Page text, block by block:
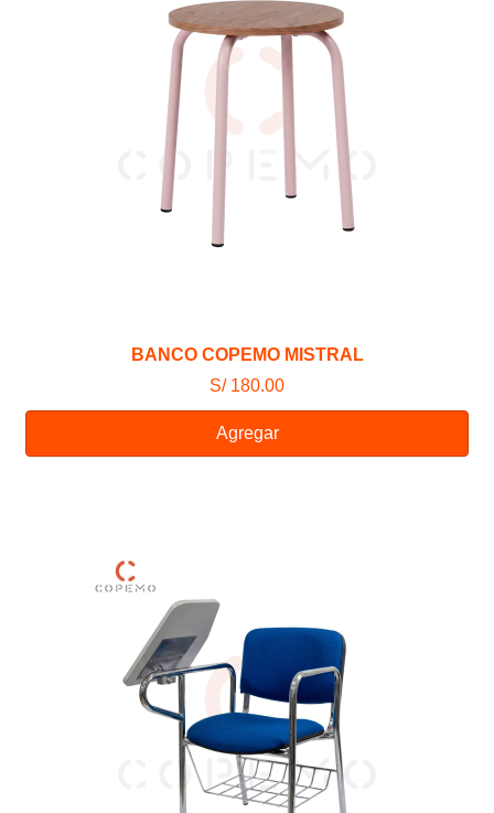
BANCO COPEMO MISTRAL
S/ 180.00
Agregar